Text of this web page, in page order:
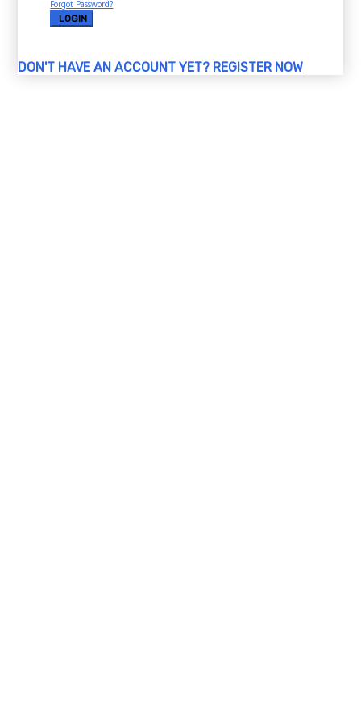
Forgot Password?
LOGIN
DON'T HAVE AN ACCOUNT YET? REGISTER NOW